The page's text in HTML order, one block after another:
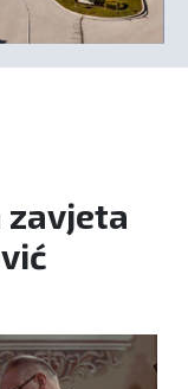
zavjeta